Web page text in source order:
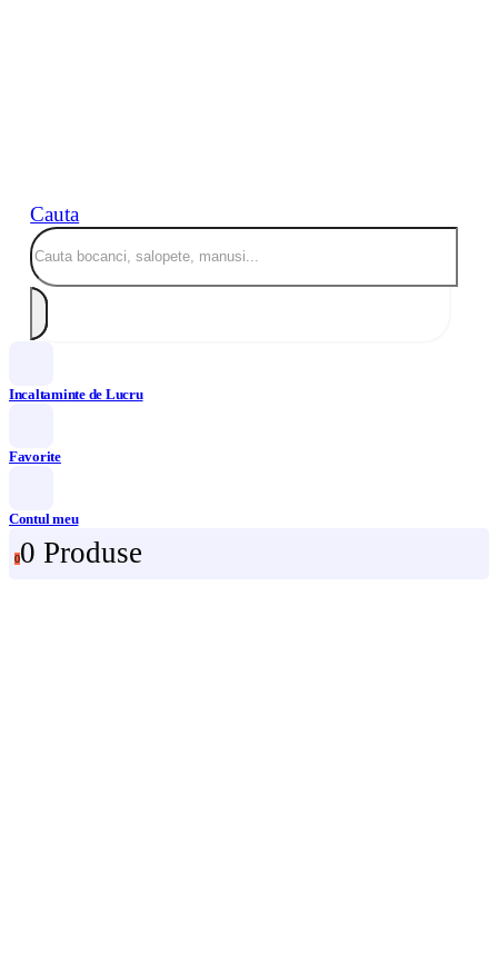
Cauta
Incaltaminte de Lucru
Favorite
Contul meu
00 Produse